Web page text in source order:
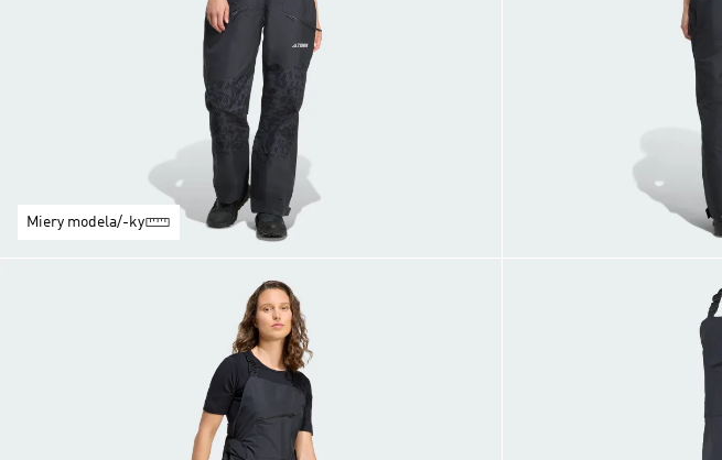
Miery modela/-ky